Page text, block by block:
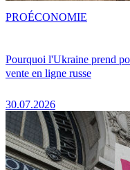
Pourquoi l'Ukraine prend
vente en ligne russe
30.07.2026
PROÉCONOMIE